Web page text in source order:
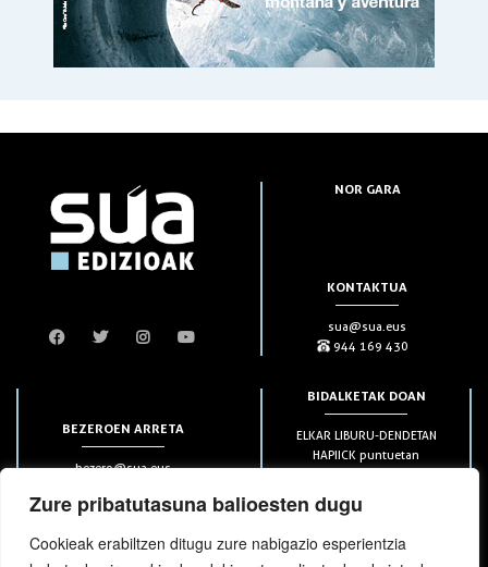
Zure pribatutasuna balioesten dugu
Cookieak erabiltzen ditugu zure nabigazio esperientzia
NOR GARA
KONTAKTUA
sua@sua.eus
944 169 430
BEZEROEN ARRETA
bezero@sua.eus
HARPIDETZAK
BIDALKETAK DOAN
ELKAR LIBURU-DENDETAN
HAPIICK puntuetan
(soilik penintsulan)